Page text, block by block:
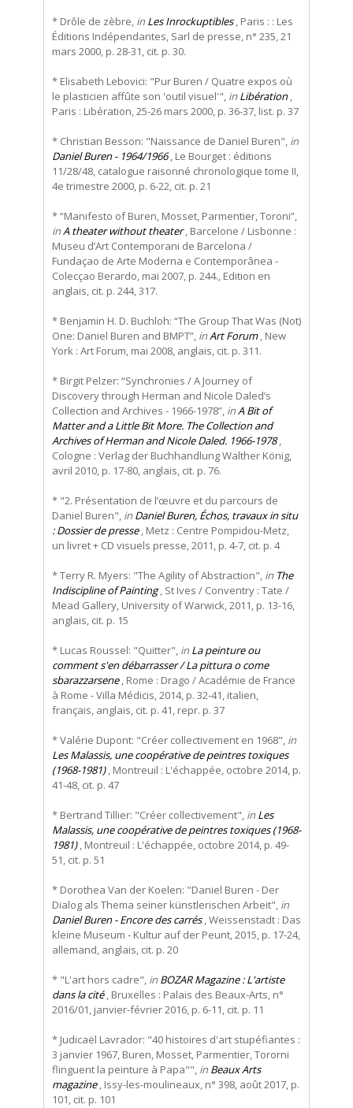
* Drôle de zèbre, in Les Inrockuptibles, Paris : : Les
Éditions Indépendantes, Sarl de presse, n° 235, 21
mars 2000, p. 28-31, cit. p. 30.
* Elisabeth Lebovici: "Pur Buren / Quatre expos où
le plasticien affûte son 'outil visuel'", in Libération,
Paris : Libération, 25-26 mars 2000, p. 36-37, list. p. 37
* Christian Besson: "Naissance de Daniel Buren", in
Daniel Buren - 1964/1966, Le Bourget : éditions
11/28/48, catalogue raisonné chronologique tome II,
4e trimestre 2000, p. 6-22, cit. p. 21
* “Manifesto of Buren, Mosset, Parmentier, Toroni”,
inA theater without theater, Barcelone / Lisbonne :
Museu d’Art Contemporani de Barcelona /
Fundaçao de Arte Moderna e Contemporânea -
Colecçao Berardo, mai 2007, p. 244., Edition en
anglais, cit. p. 244, 317.
* Benjamin H. D. Buchloh: “The Group That Was (Not)
One: Daniel Buren and BMPT”, inArt Forum, New
York : Art Forum, mai 2008, anglais, cit. p. 311.
* Birgit Pelzer: “Synchronies / A Journey of
Discovery through Herman and Nicole Daled’s
Collection and Archives - 1966-1978”, inA Bit of
Matter and a Little Bit More. The Collection and
Archives of Herman and Nicole Daled. 1966-1978,
Cologne : Verlag der Buchhandlung Walther König,
avril 2010, p. 17-80, anglais, cit. p. 76.
* "2. Présentation de l’œuvre et du parcours de
Daniel Buren", in Daniel Buren, Échos, travaux in situ
: Dossier de presse, Metz : Centre Pompidou-Metz,
un livret + CD visuels presse, 2011, p. 4-7, cit. p. 4
* Terry R. Myers: "The Agility of Abstraction", in The
Indiscipline of Painting, St Ives / Conventry : Tate /
Mead Gallery, University of Warwick, 2011, p. 13-16,
anglais, cit. p. 15
* Lucas Roussel: "Quitter", in La peinture ou
comment s'en débarrasser / La pittura o come
sbarazzarsene, Rome : Drago / Académie de France
à Rome - Villa Médicis, 2014, p. 32-41, italien,
français, anglais, cit. p. 41, repr. p. 37
* Valérie Dupont: "Créer collectivement en 1968", in
Les Malassis, une coopérative de peintres toxiques
(1968-1981), Montreuil : L'échappée, octobre 2014, p.
41-48, cit. p. 47
* Bertrand Tillier: "Créer collectivement", in Les
Malassis, une coopérative de peintres toxiques (1968-
1981), Montreuil : L'échappée, octobre 2014, p. 49-
51, cit. p. 51
* Dorothea Van der Koelen: "Daniel Buren - Der
Dialog als Thema seiner künstlerischen Arbeit", in
Daniel Buren - Encore des carrés, Weissenstadt : Das
kleine Museum - Kultur auf der Peunt, 2015, p. 17-24,
allemand, anglais, cit. p. 20
* "L'art hors cadre", in BOZAR Magazine : L'artiste
dans la cité, Bruxelles : Palais des Beaux-Arts, n°
2016/01, janvier-février 2016, p. 6-11, cit. p. 11
* Judicaël Lavrador: "40 histoires d'art stupéfiantes :
3 janvier 1967, Buren, Mosset, Parmentier, Tororni
flinguent la peinture à Papa"", in Beaux Arts
magazine, Issy-les-moulineaux, n° 398, août 2017, p.
101, cit. p. 101